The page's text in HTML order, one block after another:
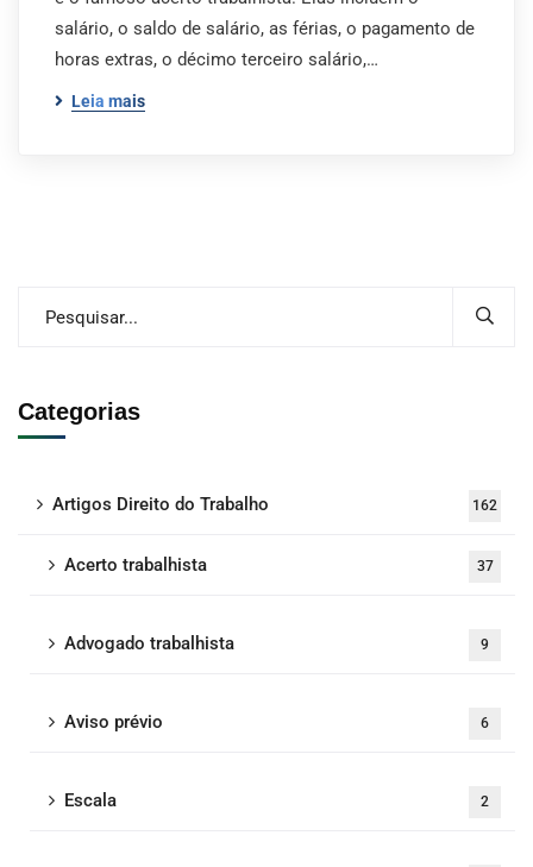
salário, o saldo de salário, as férias, o pagamento de
horas extras, o décimo terceiro salário,…
Leia mais
Categorias
Artigos Direito do Trabalho 162
Acerto trabalhista 37
Advogado trabalhista 9
Aviso prévio 6
Escala 2